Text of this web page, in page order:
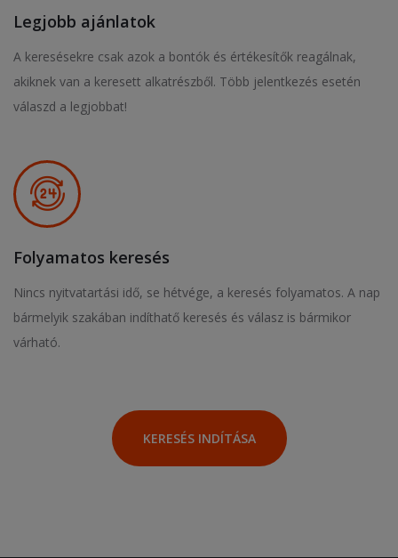
Legjobb ajánlatok
A keresésekre csak azok a bontók és értékesítők reagálnak,
akiknek van a keresett alkatrészből. Több jelentkezés esetén
válaszd a legjobbat!
Folyamatos keresés
Nincs nyitvatartási idő, se hétvége, a keresés folyamatos. A nap
bármelyik szakában indíthatő keresés és válasz is bármikor
várható.
KERESÉS INDÍTÁSA